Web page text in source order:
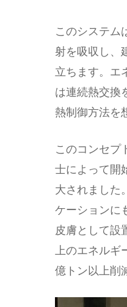
このシステム
射を吸収し、
立ちます。エ
は連続熱交換
熱制御方法を
このコンセプ
士によって開
大されました
ケーションに
皮膚として設
上のエネルギ
億トン以上削